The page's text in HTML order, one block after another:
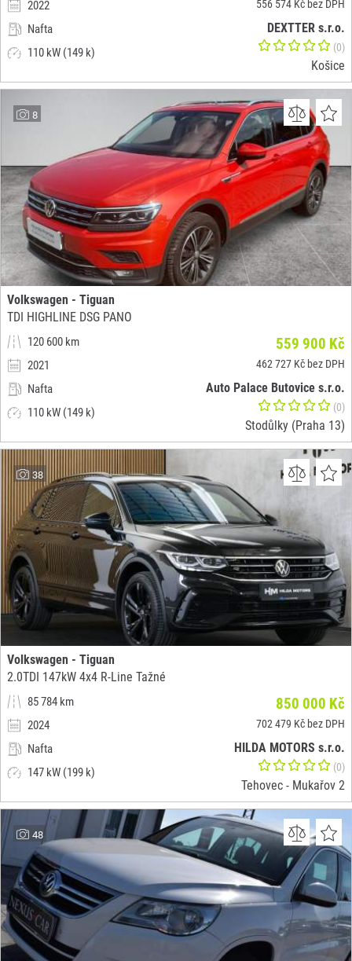
2022
Nafta
110 kW (149 k)
556 574 Kč bez DPH
DEXTTER s.r.o.
(0)
Košice
8
Volkswagen - Tiguan
TDI HIGHLINE DSG PANO
120 600 km
2021
Nafta
110 kW (149 k)
559 900 Kč
462 727 Kč bez DPH
Auto Palace Butovice s.r.o.
(0)
Stodůlky (Praha 13)
38
Volkswagen - Tiguan
2.0TDI 147kW 4x4 R-Line Tažné
85 784 km
2024
Nafta
147 kW (199 k)
850 000 Kč
702 479 Kč bez DPH
HILDA MOTORS s.r.o.
(0)
Tehovec - Mukařov 2
48